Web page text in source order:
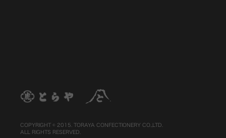
COPYRIGHT © 2015. TORAYA CONFECTIONERY CO.,LTD.
ALL RIGHTS RESERVED.